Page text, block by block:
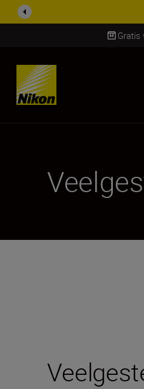
Gratis
SKIP